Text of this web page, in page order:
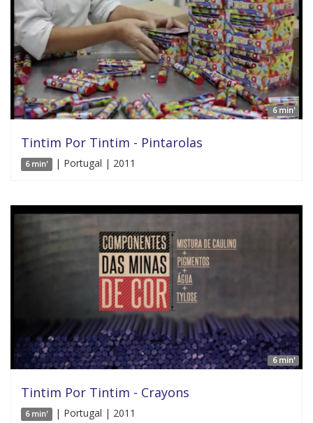
6 min'
Tintim Por Tintim - Pintarolas
6 min' | Portugal | 2011
6 min'
Tintim Por Tintim - Crayons
6 min' | Portugal | 2011